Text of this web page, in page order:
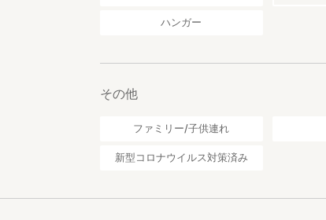
ハンガー
その他
ファミリー/子供連れ
新型コロナウイルス対策済み